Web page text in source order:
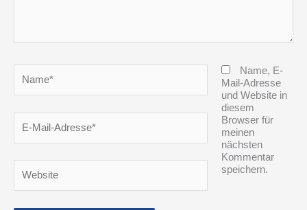
Mail-
Adresse*
Name, E-
Mail-Adresse
und Website in
diesem
Browser für
meinen
nächsten
Kommentar
speichern.